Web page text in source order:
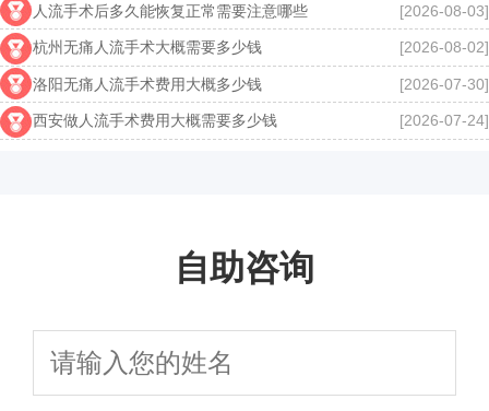
人流手术后多久能恢复正常需要注意哪些 [2026-08-03]
杭州无痛人流手术大概需要多少钱 [2026-08-02]
洛阳无痛人流手术费用大概多少钱 [2026-07-30]
西安做人流手术费用大概需要多少钱 [2026-07-24]
自助咨询